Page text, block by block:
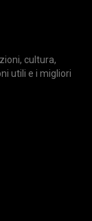
cultura,
utili e i migliori